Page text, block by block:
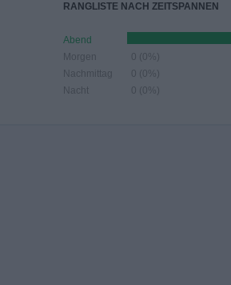
RANGLISTE NACH ZEITSPANNEN
Abend
Morgen
0 (0%)
Nachmittag
0 (0%)
Nacht
0 (0%)